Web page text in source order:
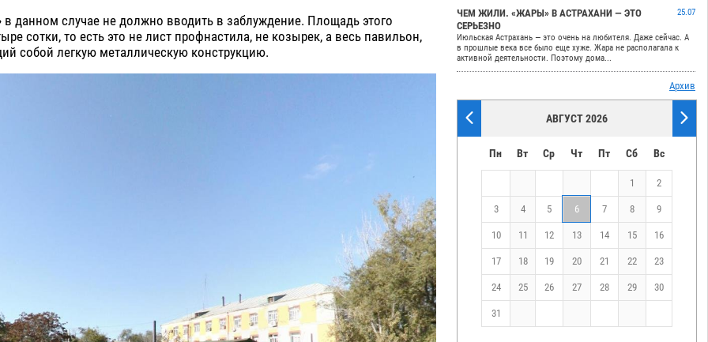
в данном случае не должно вводить в заблуждение. Площадь этого
сотки, то есть это не лист профнастила, не козырек, а весь павильон,
собой легкую металлическую конструкцию.
ЧЕМ ЖИЛИ. «ЖАРЫ» В АСТРАХАНИ — ЭТО
СЕРЬЕЗНО
25.07
Июльская Астрахань — это очень на любителя. Даже сейчас. А
в прошлые века все было еще хуже. Жара не располагала к
активной деятельности. Поэтому дома...
Архив
АВГУСТ 2026
Пн Вт Ср Чт Пт Сб Вс
1 2
3 4 5 6 7 8 9
10 11 12 13 14 15 16
17 18 19 20 21 22 23
24 25 26 27 28 29 30
31